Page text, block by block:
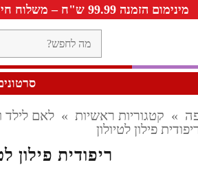
מינימום הזמנה 99.99 ש"ח – משלוח חינם ברכישה מעל 249.99ש"ח
לחפש?
» קטגוריות ראשיות » לאם לילד
פילון לטיולון
ריפודית פילון